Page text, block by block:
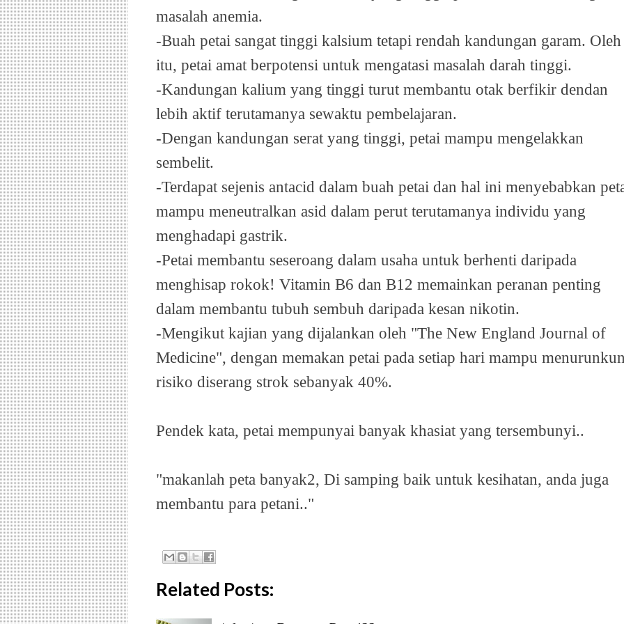
masalah anemia.
-Buah petai sangat tinggi kalsium tetapi rendah kandungan garam. Oleh
itu, petai amat berpotensi untuk mengatasi masalah darah tinggi.
-Kandungan kalium yang tinggi turut membantu otak berfikir dendan
lebih aktif terutamanya sewaktu pembelajaran.
-Dengan kandungan serat yang tinggi, petai mampu mengelakkan
sembelit.
-Terdapat sejenis antacid dalam buah petai dan hal ini menyebabkan
mampu meneutralkan asid dalam perut terutamanya individu yang
menghadapi gastrik.
-Petai membantu seseroang dalam usaha untuk berhenti daripada
menghisap rokok! Vitamin B6 dan B12 memainkan peranan penting
dalam membantu tubuh sembuh daripada kesan nikotin.
-Mengikut kajian yang dijalankan oleh "The New England Journal of
Medicine", dengan memakan petai pada setiap hari mampu
risiko diserang strok sebanyak 40%.
Pendek kata, petai mempunyai banyak khasiat yang tersembunyi..
"makanlah peta banyak2, Di samping baik untuk kesihatan, anda juga
membantu para petani.."
Related Posts: